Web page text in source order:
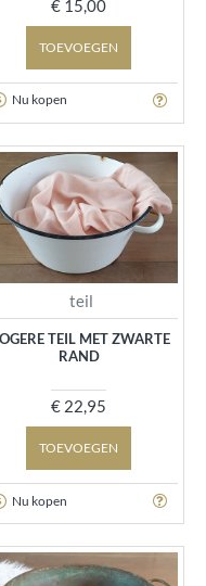
€ 15,00
TOEVOEGEN
Nu kopen
teil
TEIL MET ZWARTE
RAND
€ 22,95
TOEVOEGEN
Nu kopen